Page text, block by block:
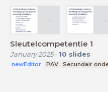
Sleutelcompetentie 1
January 2025- 10 slides
newEditor PAV Secundair